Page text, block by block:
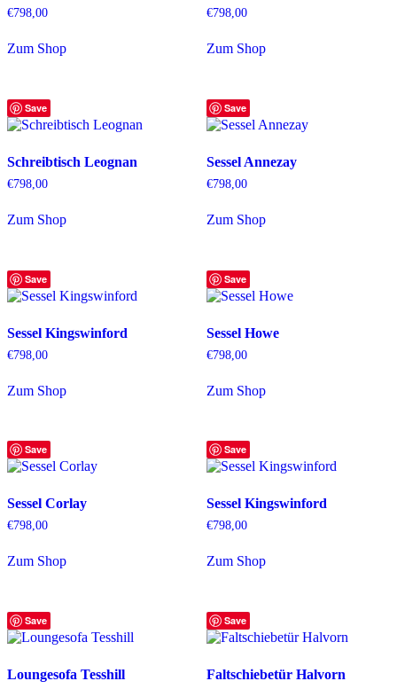
€798,00
Zum Shop
€798,00
Zum Shop
Save
Schreibtisch Leognan
€798,00
Zum Shop
Save
Sessel Annezay
€798,00
Zum Shop
Save
Sessel Kingswinford
€798,00
Zum Shop
Save
Sessel Howe
€798,00
Zum Shop
Save
Sessel Corlay
€798,00
Zum Shop
Save
Sessel Kingswinford
€798,00
Zum Shop
Save
Loungesofa Tesshill
Save
Faltschiebetür Halvorn